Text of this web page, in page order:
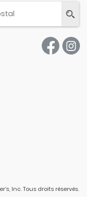
Inc. Tous droits réservés.